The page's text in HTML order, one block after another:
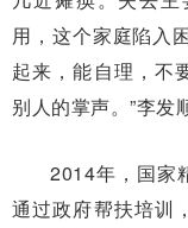
用，这个家庭陷入
起来，能自理，不
别人的掌声。”李发
2014年，国家
通过政府帮扶培训